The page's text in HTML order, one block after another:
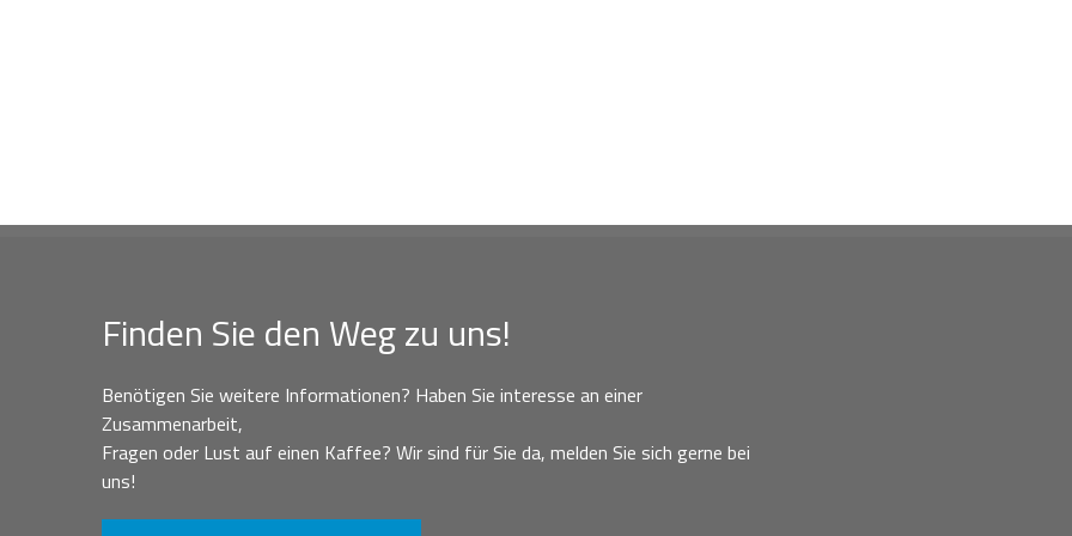
Finden Sie den Weg zu uns!
Benötigen Sie weitere Informationen? Haben Sie interesse an einer
Zusammenarbeit,
Fragen oder Lust auf einen Kaffee? Wir sind für Sie da, melden Sie sich gerne bei
uns!